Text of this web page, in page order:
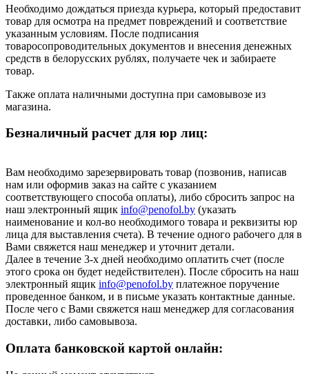
Необходимо дождаться приезда курьера, который предоставит
товар для осмотра на предмет повреждений и соответствие
указанным условиям. После подписания
товаросопроводительных документов и внесения денежных
средств в белорусских рублях, получаете чек и забираете
товар.
Также оплата наличными доступна при самовывозе из
магазина.
Безналичный расчет для юр лиц:
Вам необходимо зарезервировать товар (позвонив, написав
нам или оформив заказ на сайте с указанием
соответствующего способа оплаты), либо сбросить запрос на
наш электронный ящик info@penofol.by (указать
наименование и кол-во необходимого товара и реквизиты юр
лица для выставления счета). В течение одного рабочего для в
Вами свяжется наш менеджер и уточнит детали.
Далее в течение 3-х дней необходимо оплатить счет (после
этого срока он будет недействителен). После сбросить на наш
электронный ящик info@penofol.by платежное поручение
проведенное банком, и в письме указать контактные данные.
После чего с Вами свяжется наш менеджер для согласования
доставки, либо самовывоза.
Оплата банковской картой онлайн: